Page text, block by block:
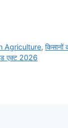
Agriculture,किसानों
एक्ट 2026